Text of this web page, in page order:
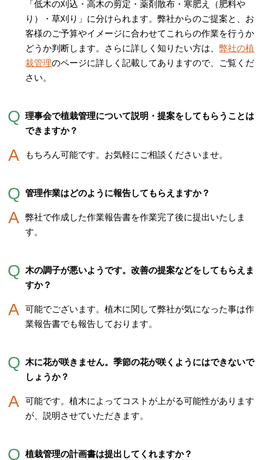
「低木の刈込・高木の剪定・薬剤散布・寒肥え（肥料や
り）・草刈り」に分けられます。弊社からのご提案と、お
客様のご予算やイメージに合わせてこれらの作業を行うか
どうか判断します。さらに詳しく知りたい方は、弊社の植
栽管理のページに詳しく記載してありますので、ご覧くだ
さい。
理事会で植栽管理について説明・提案をしてもらうことは
できますか？
もちろん可能です。お気軽にご相談くださいませ。
管理作業はどのように報告してもらえますか？
弊社で作成した作業報告書を作業完了後に提出いたしま
す。
木の調子が悪いようです。改善の提案などをしてもらえま
すか？
可能でございます。植木に関して弊社が気になった事は作
業報告書でも報告しております。
木に花が咲きません。季節の花が咲くようにはできないで
しょうか？
可能です。植木によってコストが上がる可能性があります
が、説明させていただきます。
植栽管理の計画書は提出してくれますか？